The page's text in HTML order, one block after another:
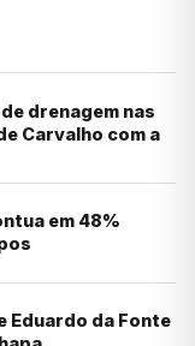
drenagem nas
Carvalho com a
em 48%
Eduardo da Fonte